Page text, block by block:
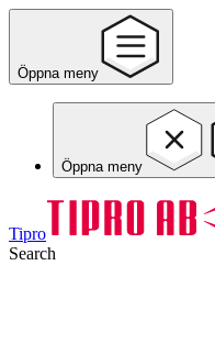
Öppna meny
Öppna meny
Tipro
Search